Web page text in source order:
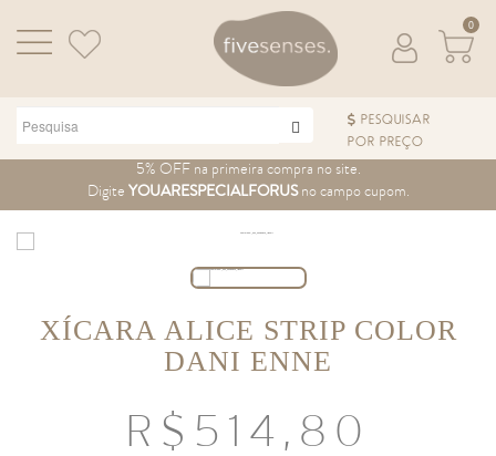
Pular para o conteúdo5% OFF na primeira compra no site.
Digite YOUARESPECIALFORUSno campo cupom.
0
PESQUISAR
POR PREÇO
XÍCARA ALICE STRIP COLOR
DANI ENNE
R$ 514,80